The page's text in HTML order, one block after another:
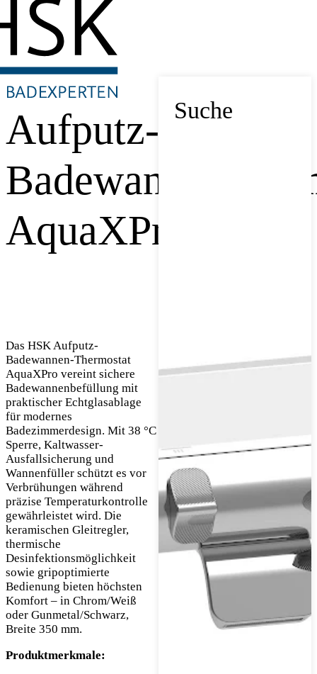
Suche
Aufputz-
AquaXPro
Das HSK Aufputz-
Badewannen-Thermostat
AquaXPro vereint sichere
Badewannenbefüllung mit
praktischer Echtglasablage
für modernes
Badezimmerdesign. Mit 38 °C
Sperre, Kaltwasser-
Ausfallsicherung und
Wannenfüller schützt es vor
Verbrühungen während
präzise Temperaturkontrolle
gewährleistet wird. Die
keramischen Gleitregler,
thermische
Desinfektionsmöglichkeit
sowie gripoptimierte
Bedienung bieten höchsten
Komfort – in Chrom/Weiß
oder Gunmetal/Schwarz,
Breite 350 mm.
Produktmerkmale: